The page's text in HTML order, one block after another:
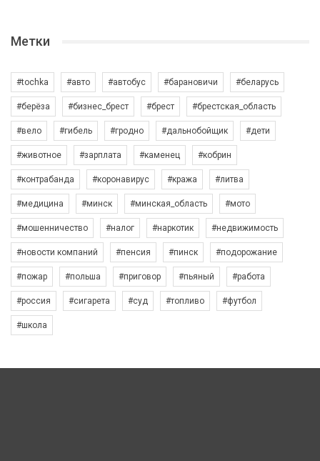
Метки
#tochka #авто #автобус #барановичи #беларусь
#берёза #бизнес_брест #брест #брестская_область
#вело #гибель #гродно #дальнобойщик #дети
#животное #зарплата #каменец #кобрин
#контрабанда #коронавирус #кража #литва
#медицина #минск #минская_область #мото
#мошенничество #налог #наркотик #недвижимость
#новости компаний #пенсия #пинск #подорожание
#пожар #польша #приговор #пьяный #работа
#россия #сигарета #суд #топливо #футбол
#школа